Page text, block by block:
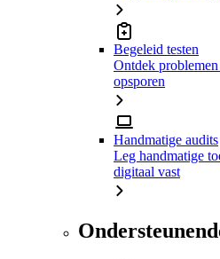
Begeleid testen
Ontdek
opsporen
Handmatige audits
Leg handmatige
digitaal vast